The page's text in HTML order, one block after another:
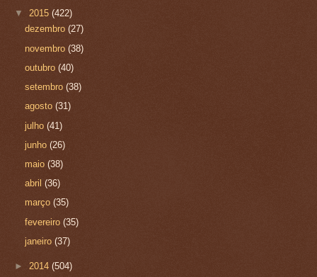
▼ 2015 (422)
dezembro(27)
novembro(38)
outubro(40)
setembro(38)
agosto(31)
julho(41)
junho(26)
maio(38)
abril(36)
março(35)
fevereiro(35)
janeiro(37)
► 2014 (504)